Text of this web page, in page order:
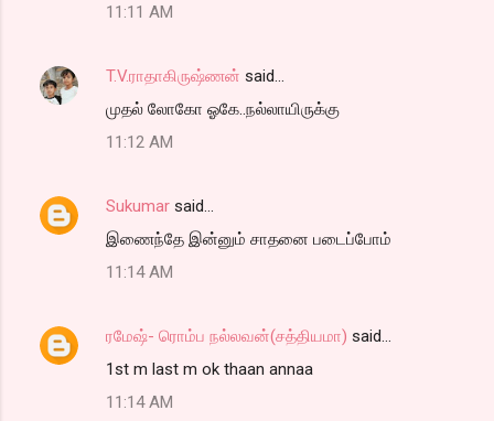
11:11 AM
T.V.ராதாகிருஷ்ணன் said…
முதல் லோகோ ஓகே..நல்லாயிருக்கு
11:12 AM
Sukumar said…
இணைந்தே இன்னும் சாதனை படைப்போம்
11:14 AM
ரமேஷ்- ரொம்ப நல்லவன்(சத்தியமா) said…
1st m last m ok thaan annaa
11:14 AM